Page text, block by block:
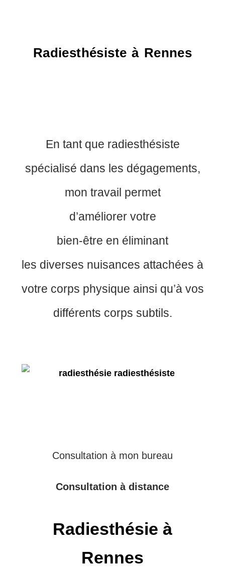
Radiesthésiste à Rennes
En tant que radiesthésiste
spécialisé dans les dégagements,
mon travail permet
d’améliorer votre
bien-être en éliminant
les diverses nuisances attachées à
votre corps physique ainsi qu’à vos
différents corps subtils.
Consultation à mon bureau
Consultation à distance
Radiesthésie à
Rennes